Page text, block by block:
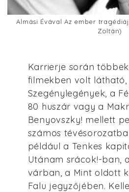
Almási Évával Az ember
Zoltán)
Karrierje során
filmekben volt látható,
Szegénylegények, a
80 huszár vagy a
Benyovszky! mellett
számos
például a Tenkes
Utánam srácok!-ban,
várban, a Mint oldott
Falu jegyzőjében.